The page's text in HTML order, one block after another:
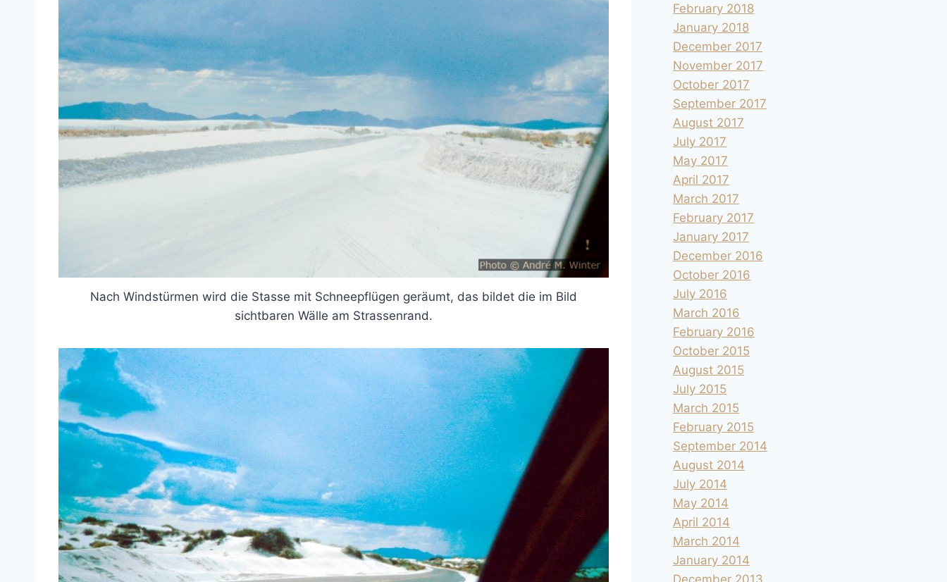
Nach Windstürmen wird die Stasse mit Schneepflügen geräumt, das bildet die im Bild
sichtbaren Wälle am Strassenrand.
February 2018
January 2018
December 2017
November 2017
October 2017
September 2017
August 2017
July 2017
May 2017
April 2017
March 2017
February 2017
January 2017
December 2016
October 2016
July 2016
March 2016
February 2016
October 2015
August 2015
July 2015
March 2015
February 2015
September 2014
August 2014
July 2014
May 2014
April 2014
March 2014
January 2014
December 2013